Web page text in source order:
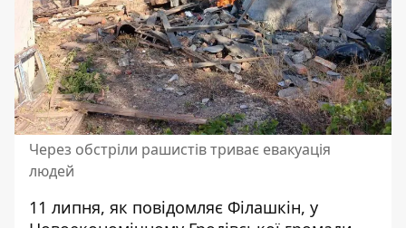
Через обстріли рашистів триває евакуація
людей
11 липня, як повідомляє Філашкін, у